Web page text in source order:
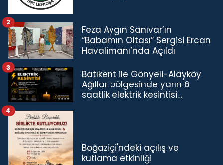
Feza Aygın Sanıvar’ın
“Babamın Oltası” Sergisi Ercan
Havalimanı’nda Açıldı
2
Batıkent ile Gönyeli-Alayköy
Ağıllar bölgesinde yarın 6
saatlik elektrik kesintisi…
3
Boğaziçi'ndeki açılış ve
kutlama etkinliği
4